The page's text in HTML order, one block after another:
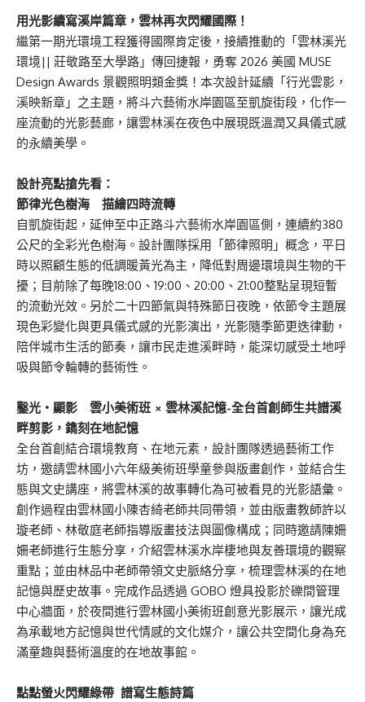
用光影續寫溪岸篇章，雲林再次閃耀國際！
繼第一期光環境工程獲得國際肯定後，接續推動的「雲林溪光
環境|| 莊敬路至大學路」傳回捷報，勇奪 2026 美國 MUSE
Design Awards 景觀照明類金獎！本次設計延續「行光雲影，
溪映新章」之主題，將斗六藝術水岸園區至凱旋街段，化作一
座流動的光影藝廊，讓雲林溪在夜色中展現既溫潤又具儀式感
的永續美學。
設計亮點搶先看：
節律光色樹海 描繪四時流轉
自凱旋街起，延伸至中正路斗六藝術水岸園區側，連續約380
公尺的全彩光色樹海。設計團隊採用「節律照明」概念，平日
時以照顧生態的低調暖黃光為主，降低對周邊環境與生物的干
擾；目前除了每晚18:00、19:00、20:00、21:00整點呈現短暫
的流動光效。另於二十四節氣與特殊節日夜晚，依節令主題展
現色彩變化與更具儀式感的光影演出，光影隨季節更迭律動，
陪伴城市生活的節奏，讓市民走進溪畔時，能深切感受土地呼
吸與節令輪轉的藝術性。
鑿光・ 顯影 雲小美術班 × 雲林溪記憶-全台首創師生共譜溪
畔剪影，鐫刻在地記憶
全台首創結合環境教育、在地元素，設計團隊透過藝術工作
坊，邀請雲林國小六年級美術班學童參與版畫創作，並結合生
態與文史講座，將雲林溪的故事轉化為可被看見的光影語彙。
創作過程由雲林國小陳杏綺老師共同帶領，並由版畫教師許以
璇老師、林敬庭老師指導版畫技法與圖像構成；同時邀請陳姍
姍老師進行生態分享，介紹雲林溪水岸棲地與友善環境的觀察
重點；並由林品中老師帶領文史脈絡分享，梳理雲林溪的在地
記憶與歷史故事。完成作品透過 GOBO 燈具投影於礫間管理
中心牆面，於夜間進行雲林國小美術班創意光影展示，讓光成
為承載地方記憶與世代情感的文化媒介，讓公共空間化身為充
滿童趣與藝術溫度的在地故事館。
點點螢火閃耀綠帶 譜寫生態詩篇